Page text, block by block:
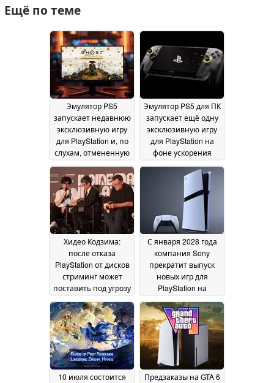
Ещё по теме
Эмулятор PS5
запускает недавнюю
эксклюзивную игру
для PlayStation и, по
слухам, отмененную
20 July
2026
Эмулятор PS5 для ПК
запускает ещё одну
эксклюзивную игру
для PlayStation на
фоне ускорения
15 July 2026
Хидео Кодзима:
после отказа
PlayStation от дисков
стриминг может
поставить под угрозу
собственности на
игры и фильмы07 July
2026
С января 2028 года
компания Sony
прекратит выпуск
новых игр для
PlayStation на
02
July 2026
10 июля состоится
Предзаказы на GTA 6